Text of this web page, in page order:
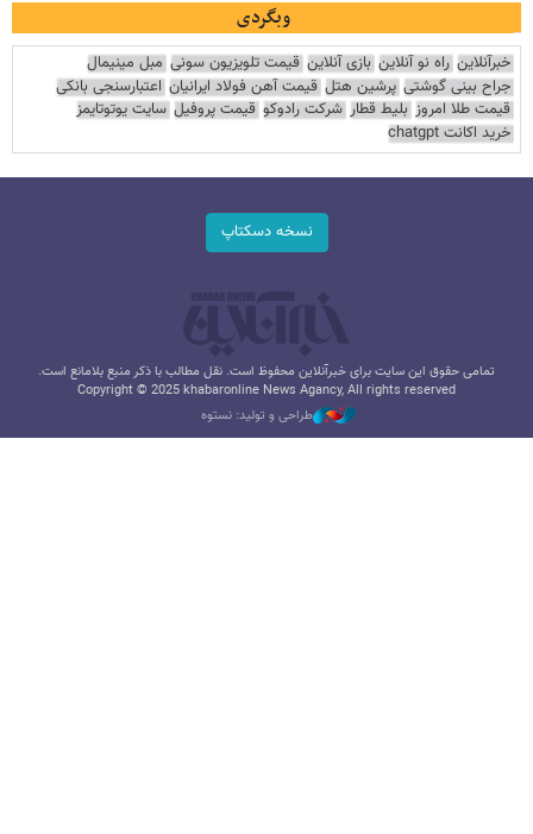
وبگردی
خبرآنلاین راه نو آنلاین بازی آنلاین قیمت تلویزیون سونی مبل مینیمال
جراح بینی گوشتی پرشین هتل قیمت آهن فولاد ایرانیان اعتبارسنجی بانکی
قیمت طلا امروز بلیط قطار شرکت رادوکو قیمت پروفیل سایت یوتوتایمز
خرید اکانت chatgpt
نسخه دسکتاپ
تمامی حقوق این سایت برای خبرآنلاین محفوظ است. نقل مطالب با ذکر منبع بلامانع است.
Copyright © 2025 khabaronline News Agancy, All rights reserved
طراحی و تولید: نستوه